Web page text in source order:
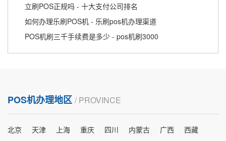
立刷POS正规吗 - 十大支付公司排名
如何办理乐刷POS机 - 乐刷pos机办理渠道
POS机刷三千手续费是多少 - pos机刷3000
POS机办理地区 / PROVINCE
北京 天津 上海 重庆 四川 内蒙古 广西 西藏